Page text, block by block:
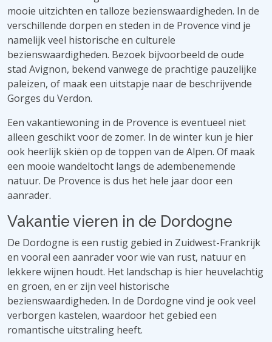
mooie uitzichten en talloze bezienswaardigheden. In de
verschillende dorpen en steden in de Provence vind je
namelijk veel historische en culturele
bezienswaardigheden. Bezoek bijvoorbeeld de oude
stad Avignon, bekend vanwege de prachtige pauzelijke
paleizen, of maak een uitstapje naar de beschrijvende
Gorges du Verdon.
Een vakantiewoning in de Provence is eventueel niet
alleen geschikt voor de zomer. In de winter kun je hier
ook heerlijk skiën op de toppen van de Alpen. Of maak
een mooie wandeltocht langs de adembenemende
natuur. De Provence is dus het hele jaar door een
aanrader.
Vakantie vieren in de Dordogne
De Dordogne is een rustig gebied in Zuidwest-Frankrijk
en vooral een aanrader voor wie van rust, natuur en
lekkere wijnen houdt. Het landschap is hier heuvelachtig
en groen, en er zijn veel historische
bezienswaardigheden. In de Dordogne vind je ook veel
verborgen kastelen, waardoor het gebied een
romantische uitstraling heeft.